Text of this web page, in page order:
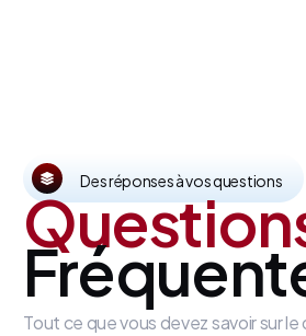
Des réponses à vos questions
Tout ce que vous devez savoir sur